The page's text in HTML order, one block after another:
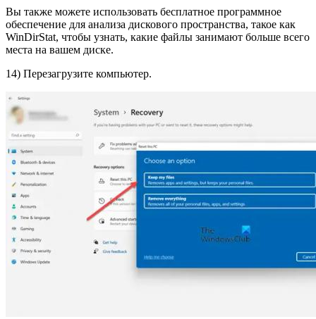
Вы также можете использовать бесплатное программное
обеспечение для анализа дискового пространства, такое как
WinDirStat, чтобы узнать, какие файлы занимают больше всего
места на вашем диске.
14) Перезагрузите компьютер.